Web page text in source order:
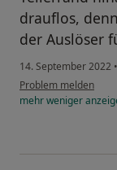
drauflos,
der Auslöser
14. September 2022 •
Problem melden
mehrweniger